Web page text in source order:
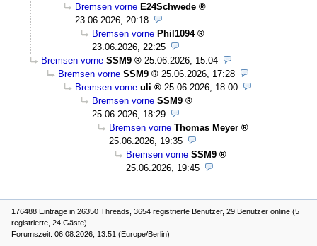
Bremsen vorne E24Schwede
23.06.2026, 20:18
Bremsen vorne Phil1094
23.06.2026, 22:25
Bremsen vorne SSM9
25.06.2026, 15:04
Bremsen vorne SSM9
25.06.2026, 17:28
Bremsen vorne uli
25.06.2026, 18:00
Bremsen vorne SSM9
25.06.2026, 18:29
Bremsen vorne Thomas Meyer
25.06.2026, 19:35
Bremsen vorne SSM9
25.06.2026, 19:45
176488 Einträge in 26350 Threads, 3654 registrierte Benutzer, 29 Benutzer online (5
registrierte, 24 Gäste)
Forumszeit: 06.08.2026, 13:51 (Europe/Berlin)